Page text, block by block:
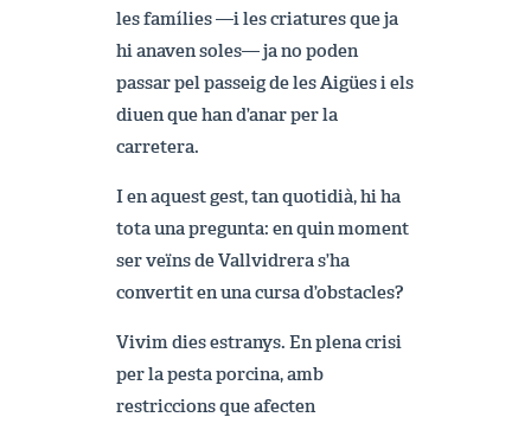
les famílies —i les criatures que ja
hi anaven soles— ja no poden
passar pel passeig de les Aigües i els
diuen que han d’anar per la
carretera.
I en aquest gest, tan quotidià, hi ha
tota una pregunta: en quin moment
ser veïns de Vallvidrera s’ha
convertit en una cursa d’obstacles?
Vivim dies estranys. En plena crisi
per la pesta porcina, amb
restriccions que afecten